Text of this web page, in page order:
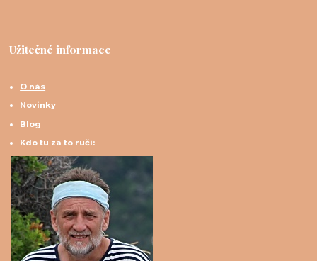
Užitečné informace
O nás
Novinky
Blog
Kdo tu za to ručí: